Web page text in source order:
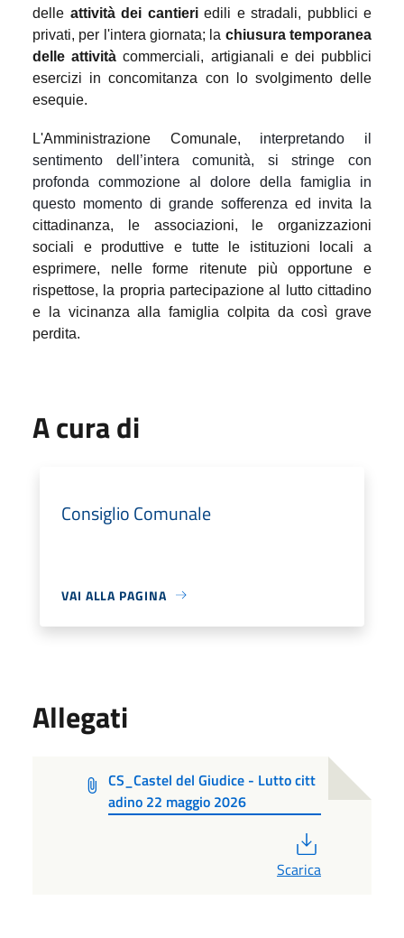
delle attività dei cantieriedili e stradali, pubblici e
privati, per l'intera giornata; la chiusura temporanea
delle attività commerciali, artigianali e dei pubblici
esercizi in concomitanza con lo svolgimento delle
esequie.
L'Amministrazione Comunale, interpretando il
sentimento dell’intera comunità, si stringe con
profonda commozione al dolore della famiglia in
questo momento di grande sofferenza ed
invita la
cittadinanza, le associazioni, le organizzazioni
sociali e produttive e tutte le istituzioni locali a
esprimere, nelle forme ritenute più opportune e
rispettose, la propria partecipazione al lutto cittadino
e la vicinanza alla famiglia colpita da così grave
perdita.
A cura di
Consiglio Comunale
VAI ALLA PAGINA
Allegati
CS_Castel del Giudice - Lutto citt
adino 22 maggio 2026
Scarica